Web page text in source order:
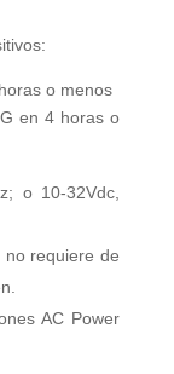
o menos
en 4 horas o
o 10-32Vdc,
no requiere de
AC Power